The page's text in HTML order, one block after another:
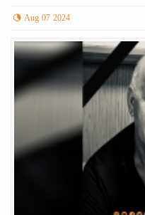
Aug 07 2024